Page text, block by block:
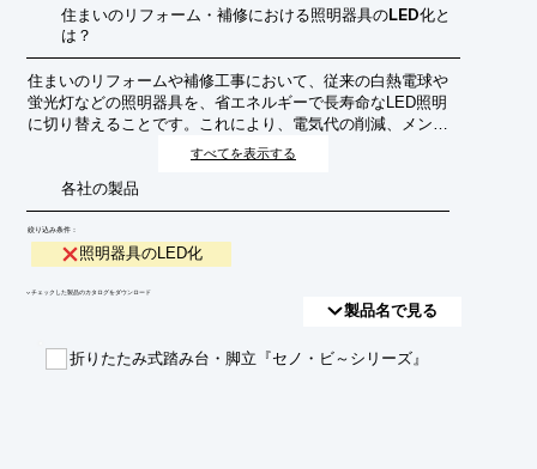
住まいのリフォーム・補修における照明器具のLED化と
は？
住まいのリフォームや補修工事において、従来の白熱電球や
蛍光灯などの照明器具を、省エネルギーで長寿命なLED照明
に切り替えることです。これにより、電気代の削減、メンテ
ナンス頻度の低減、環境負荷の軽減などが期待できます。
すべてを表示する
各社の製品
絞り込み条件：
照明器具のLED化
​▼チェックした製品のカタログをダウンロード
製品名で見る
折りたたみ式踏み台・脚立『セノ・ビ～シリーズ』